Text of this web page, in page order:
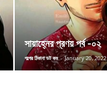
সায়াহ্নের প্রণয় পর্ব -০২
গল্পের ঠিকানা ডট কম - January 20, 2022